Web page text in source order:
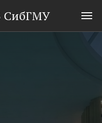
СибГМУ